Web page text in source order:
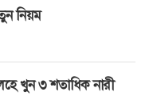
নিয়ম
খুন ৩ শতাধিক নারী